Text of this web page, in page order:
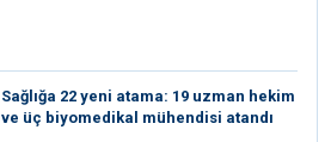
Sağlığa 22 yeni atama: 19 uzman hekim
ve üç biyomedikal mühendisi atandı